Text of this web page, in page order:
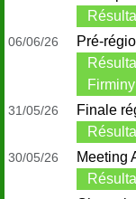
06/06/26
Pré-
Firminy
31/05/26
Finale
30/05/26
Meeting